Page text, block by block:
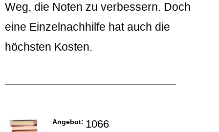
Weg, die Noten zu verbessern. Doch
eine Einzelnachhilfe hat auch die
höchsten Kosten.
Angebot: 1066